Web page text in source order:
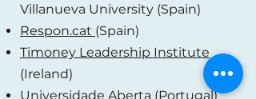
Villanueva University (Spain)
Respon.cat (Spain)
Timoney Leadership Institute
(Ireland)
Universidade Aberta (Portugal)